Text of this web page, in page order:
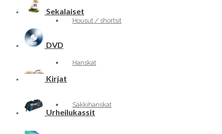
Housut / shortsit
Hanskat
Säkkihanskat
Sekalaiset
DVD
Kirjat
Urheilukassit